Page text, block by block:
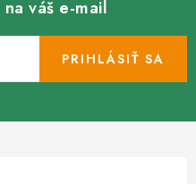
váš e-mail
PRIHLÁSIŤ SA